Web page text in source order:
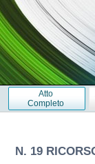
Atto
Completo
N. 19